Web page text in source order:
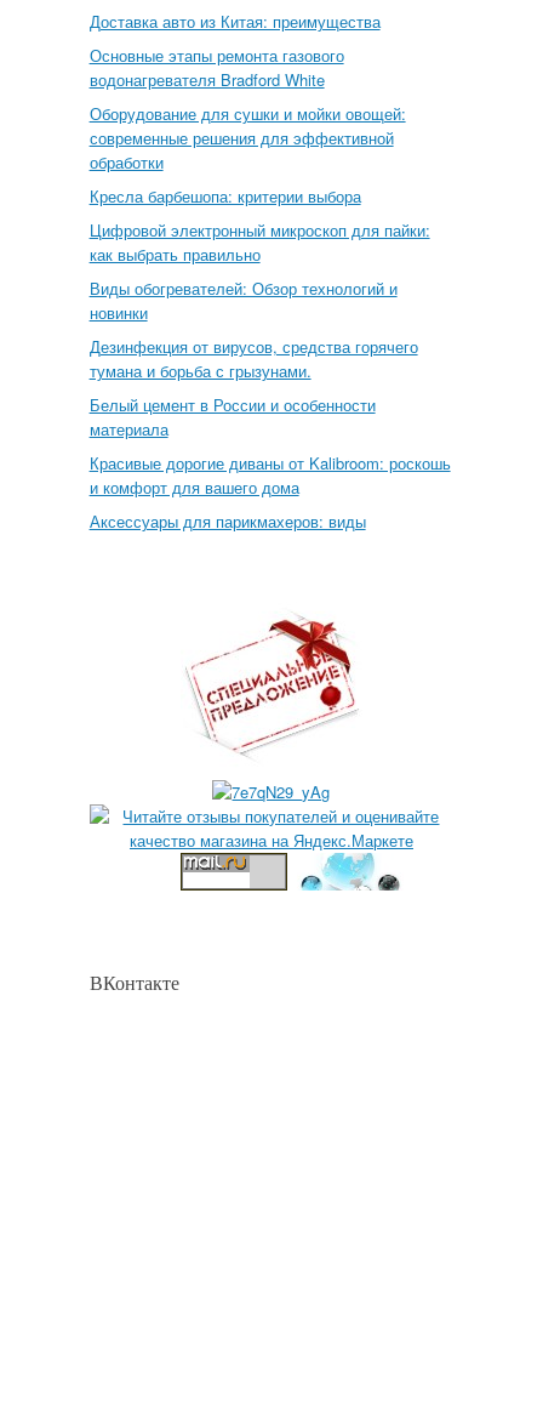
Доставка авто из Китая: преимущества
Основные этапы ремонта газового
водонагревателя Bradford White
Оборудование для сушки и мойки овощей:
современные решения для эффективной
обработки
Кресла барбешопа: критерии выбора
Цифровой электронный микроскоп для пайки:
как выбрать правильно
Виды обогревателей: Обзор технологий и
новинки
Дезинфекция от вирусов, средства горячего
тумана и борьба с грызунами.
Белый цемент в России и особенности
материала
Красивые дорогие диваны от Kalibroom: роскошь
и комфорт для вашего дома
Аксессуары для парикмахеров: виды
ВКонтакте